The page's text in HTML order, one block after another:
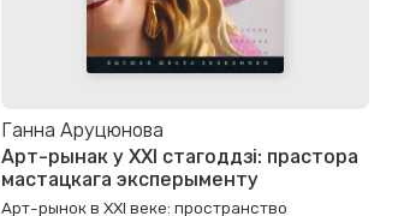
Ганна Аруцюнова
Арт-рынак у XXI стагоддзі: прастора
мастацкага эксперыменту
Арт-рынок в XXI веке: пространство